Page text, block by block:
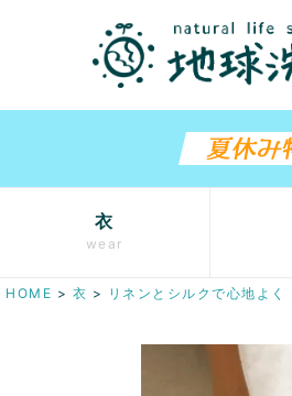
衣
wear
HOME 衣 リネンとシルクで心地よく